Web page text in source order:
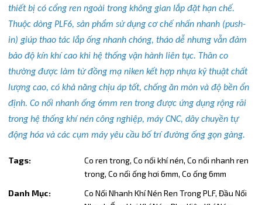
thiết bị có cổng ren ngoài trong không gian lắp đặt hạn chế.
Thuộc dòng PLF6, sản phẩm sử dụng cơ chế nhấn nhanh (push-
in) giúp thao tác lắp ống nhanh chóng, tháo dễ nhưng vẫn đảm
bảo độ kín khí cao khi hệ thống vận hành liên tục. Thân co
thường được làm từ đồng mạ niken kết hợp nhựa kỹ thuật chất
lượng cao, có khả năng chịu áp tốt, chống ăn mòn và độ bền ổn
định. Co nối nhanh ống 6mm ren trong được ứng dụng rộng rãi
trong hệ thống khí nén công nghiệp, máy CNC, dây chuyền tự
động hóa và các cụm máy yêu cầu bố trí đường ống gọn gàng.
Tags: Co ren trong, Co nối khí nén, Co nối nhanh ren
trong, Co nối ống hơi 6mm, Co ống 6mm
Danh Mục:
Co Nối Nhanh Khí Nén Ren Trong PLF, Đầu Nối